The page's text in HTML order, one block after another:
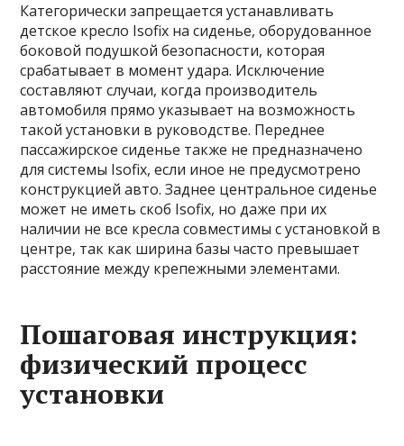
Категорически запрещается устанавливать
детское кресло Isofix на сиденье, оборудованное
боковой подушкой безопасности, которая
срабатывает в момент удара. Исключение
составляют случаи, когда производитель
автомобиля прямо указывает на возможность
такой установки в руководстве. Переднее
пассажирское сиденье также не предназначено
для системы Isofix, если иное не предусмотрено
конструкцией авто. Заднее центральное сиденье
может не иметь скоб Isofix, но даже при их
наличии не все кресла совместимы с установкой в
центре, так как ширина базы часто превышает
расстояние между крепежными элементами.
Пошаговая инструкция:
физический процесс
установки